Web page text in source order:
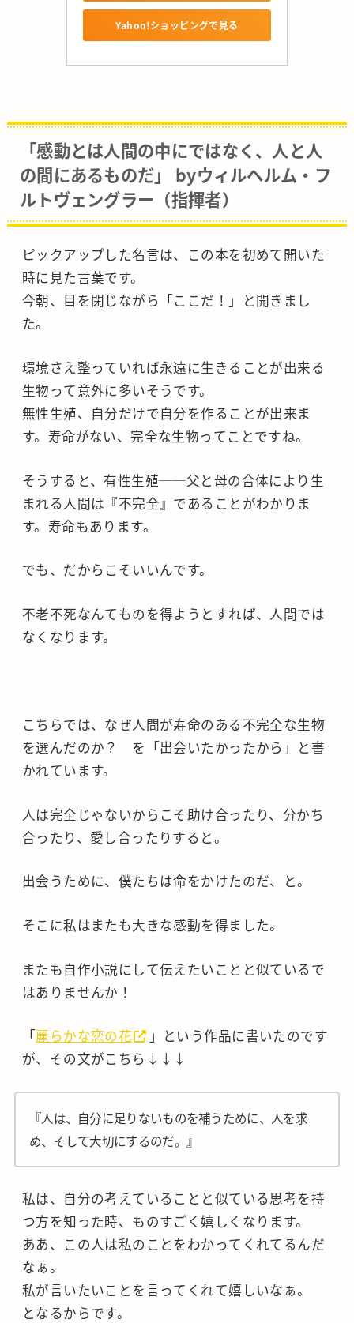
Yahoo!ショッピングで見る
「感動とは人間の中にではなく、人と人
の間にあるものだ」 byウィルヘルム・フ
ルトヴェングラー（指揮者）
ピックアップした名言は、この本を初めて開いた
時に見た言葉です。
今朝、目を閉じながら「ここだ！」と開きまし
た。
環境さえ整っていれば永遠に生きることが出来る
生物って意外に多いそうです。
無性生殖、自分だけで自分を作ることが出来ま
す。寿命がない、完全な生物ってことですね。
そうすると、有性生殖──父と母の合体により生
まれる人間は『不完全』であることがわかりま
す。寿命もあります。
でも、だからこそいいんです。
不老不死なんてものを得ようとすれば、人間では
なくなります。
こちらでは、なぜ人間が寿命のある不完全な生物
を選んだのか？ を「出会いたかったから」と書
かれています。
人は完全じゃないからこそ助け合ったり、分かち
合ったり、愛し合ったりすると。
出会うために、僕たちは命をかけたのだ、と。
そこに私はまたも大きな感動を得ました。
またも自作小説にして伝えたいことと似ているで
はありませんか！
「麗らかな恋の花
」という作品に書いたのです
が、その文がこちら↓↓↓
『人は、自分に足りないものを補うために、人を求
め、そして大切にするのだ。』
私は、自分の考えていることと似ている思考を持
つ方を知った時、ものすごく嬉しくなります。
ああ、この人は私のことをわかってくれてるんだ
なぁ。
私が言いたいことを言ってくれて嬉しいなぁ。
となるからです。